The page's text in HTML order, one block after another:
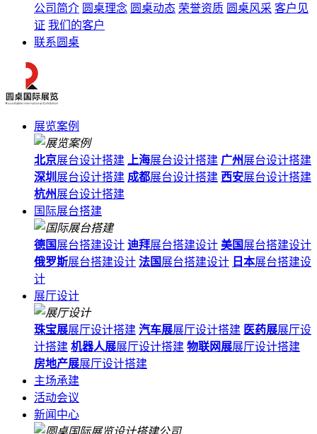
公司简介 圆桌理念 圆桌动态 荣誉资质 圆桌风采 客户见
证 我们的客户
联系圆桌
展览案例
北京展台设计搭建 上海展台设计搭建 广州展台设计搭建
深圳 展台设计搭建 成都展台设计搭建 西安展台设计搭建
杭州展台设计搭建
国际展台搭建
德国 展台搭建设计 迪拜展台搭建设计 美国 展台搭建设计
俄罗斯展台搭建设计 法国 展台搭建设计 日本展台搭建设
计
展厅设计
珠宝展展厅设计搭建 汽车展展厅设计搭建 医药展展厅设
计搭建 机器人展展厅设计搭建 物联网展展厅设计搭建
房地产展展厅设计搭建
主场承建
活动会议
新闻中心